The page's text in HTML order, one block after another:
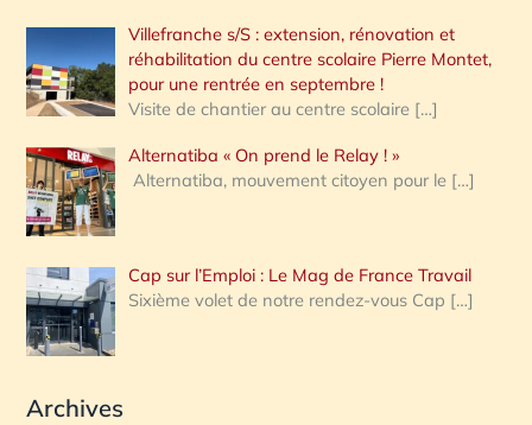
Villefranche s/S : extension, rénovation et
réhabilitation du centre scolaire Pierre Montet,
pour une rentrée en septembre !
Visite de chantier au centre scolaire […]
Alternatiba « On prend le Relay ! »
Alternatiba, mouvement citoyen pour le […]
Cap sur l’Emploi : Le Mag de France Travail
Sixième volet de notre rendez-vous Cap […]
Archives